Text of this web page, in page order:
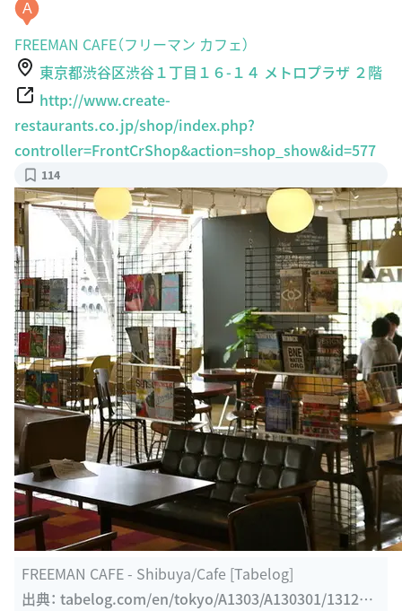
A
FREEMAN CAFE（フリーマン カフェ）
東京都渋谷区渋谷１丁目１６-１４ メトロプラザ ２階
http://www.create-
restaurants.co.jp/shop/index.php?
controller=FrontCrShop&action=shop_show&id=577
114
FREEMAN CAFE - Shibuya/Cafe [Tabelog]
出典： tabelog.com/en/tokyo/A1303/A130301/131243